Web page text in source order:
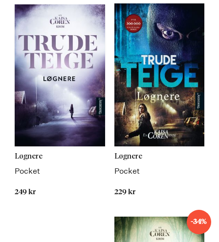
Løgnere
Pocket
249 kr
Løgnere
Pocket
229 kr
-34%